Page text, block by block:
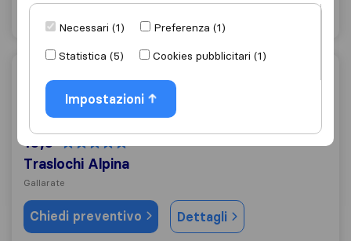
Traslochi Alpina
10,0
Traslochi Alpina
Gallarate
Chiedi preventivo Dettagli
Necessari (1)
Preferenza (1)
Statistica (5)
Cookies pubblicitari (1)
Impostazioni